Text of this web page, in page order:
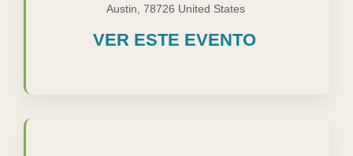
Austin 78726 United States
VER ESTE EVENTO